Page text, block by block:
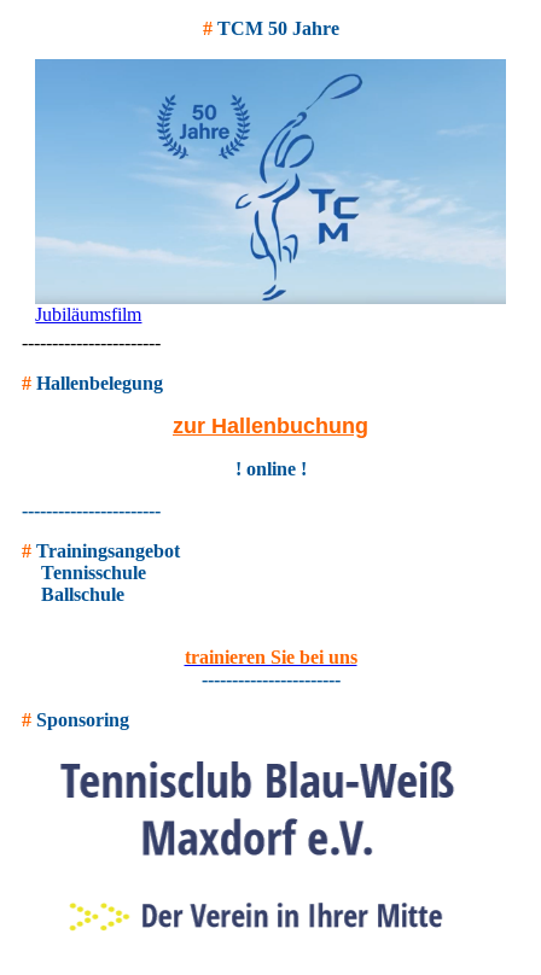
# TCM 50 Jahre
Jubiläumsfilm
-----------------------
#Hallenbelegung
zur Hallenbuchung
! online !
-----------------------
# Trainingsangebot
Tennisschule
Ballschule
trainieren Sie bei uns
-----------------------
# Sponsoring